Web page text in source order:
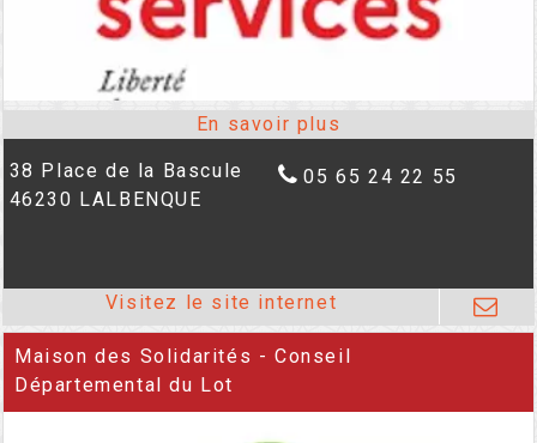
38 Place de la Bascule
46230 LALBENQUE
05 65 24 22 55
Maison des Solidarités - Conseil
Départemental du Lot